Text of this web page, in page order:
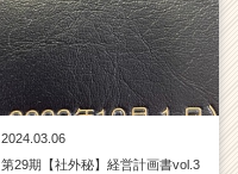
2024.03.06
第29期【社外秘】経営計画書vol.3